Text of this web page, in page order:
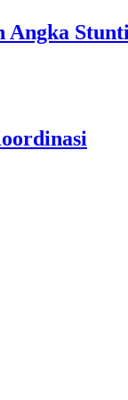
Angka